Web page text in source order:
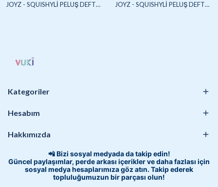
JOYZ - SQUISHYLİ PELUŞ DEFTER A5 (UNICORN2)-4/S JOYZ - SQUISHYLİ PELUŞ DEFTER A5 (HAYVANLAR)-4/S
Kategoriler
Hesabım
Hakkımızda
📲 Bizi sosyal medyada da takip edin!
Güncel paylaşımlar, perde arkası içerikler ve daha fazlası için
sosyal medya hesaplarımıza göz atın. Takip ederek
topluluğumuzun bir parçası olun!